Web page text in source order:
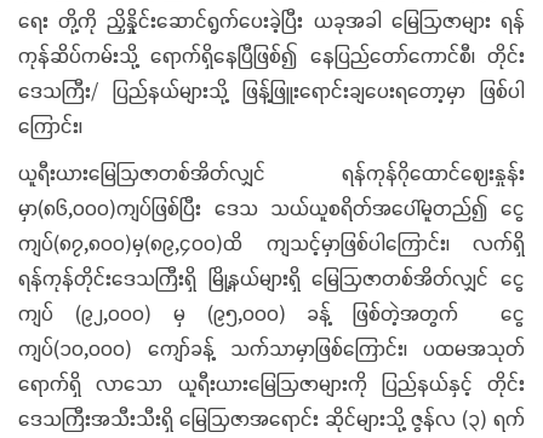
ရေး တို့ကို ညှိနှိုင်းဆောင်ရွက်ပေးခဲ့ပြီး ယခုအခါ မြေဩဇာများ ရန်
ကုန်ဆိပ်ကမ်းသို့ ရောက်ရှိနေပြီဖြစ်၍ နေပြည်တော်ကောင်စီ၊ တိုင်း
ဒေသကြီး/ ပြည်နယ်များသို့ ဖြန့်ဖြူးရောင်းချပေးရတော့မှာ ဖြစ်ပါ
ကြောင်း၊
ယူရီးယားမြေဩဇာတစ်အိတ်လျှင် ရန်ကုန်ဂိုထောင်ဈေးနှုန်း
မှာ(၈၆,၀၀၀)ကျပ်ဖြစ်ပြီး ဒေသ သယ်ယူစရိတ်အပေါ်မူတည်၍ ငွေ
ကျပ်(၈၇,၈၀၀)မှ(၈၉,၄၀၀)ထိ ကျသင့်မှာဖြစ်ပါကြောင်း၊ လက်ရှိ
ရန်ကုန်တိုင်းဒေသကြီးရှိ မြို့နယ်များရှိ မြေဩဇာတစ်အိတ်လျှင် ငွေ
ကျပ် (၉၂,၀၀၀) မှ (၉၅,၀၀၀) ခန့် ဖြစ်တဲ့အတွက် ငွေ
ကျပ်(၁၀,၀၀၀) ကျော်ခန့် သက်သာမှာဖြစ်ကြောင်း၊ ပထမအသုတ်
ရောက်ရှိ လာသော ယူရီးယားမြေဩဇာများကို ပြည်နယ်နှင့် တိုင်း
ဒေသကြီးအသီးသီးရှိ မြေဩဇာအရောင်း ဆိုင်များသို့ ဇွန်လ (၃) ရက်